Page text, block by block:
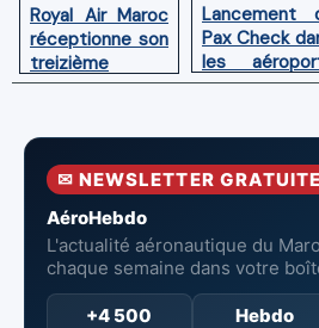
Royal Air Maroc
réceptionne son
treizième
Boeing 787
Lancement
Pax Check
les
du Maroc
✉ NEWSLETTER GRATUITE
AéroHebdo
L'actualité aéronautique du
chaque semaine dans votre
+4 500
Hebdo